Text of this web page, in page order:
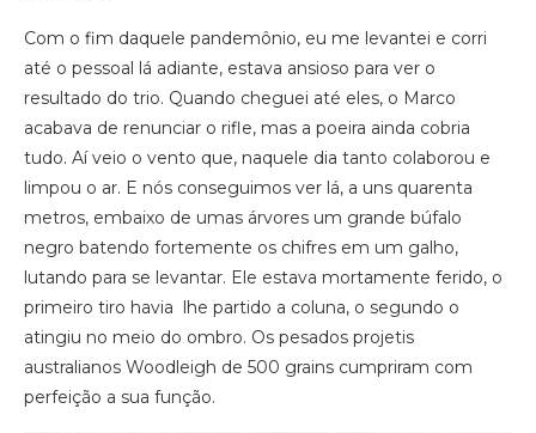
Com o fim daquele pandemônio, eu me levantei e corri
até o pessoal lá adiante, estava ansioso para ver o
resultado do trio. Quando cheguei até eles, o Marco
acabava de renunciar o rifle, mas a poeira ainda cobria
tudo. Aí veio o vento que, naquele dia tanto colaborou e
limpou o ar. E nós conseguimos ver lá, a uns quarenta
metros, embaixo de umas árvores um grande búfalo
negro batendo fortemente os chifres em um galho,
lutando para se levantar. Ele estava mortamente ferido, o
primeiro tiro havia lhe partido a coluna, o segundo o
atingiu no meio do ombro. Os pesados projetis
australianos Woodleigh de 500 grains cumpriram com
perfeição a sua função.